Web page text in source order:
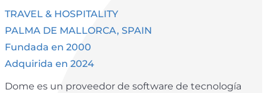
TRAVEL & HOSPITALITY
PALMA DE MALLORCA, SPAIN
Fundada en 2000
Adquirida en 2024
Dome es un proveedor de software de tecnología